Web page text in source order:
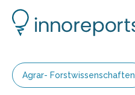
Agrar- Forstwissenschaften